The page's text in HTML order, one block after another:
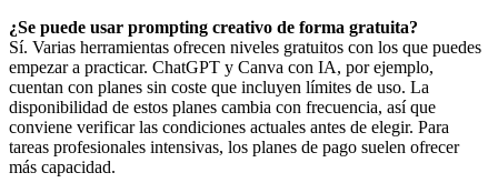
¿Se puede usar prompting creativo de forma gratuita?
Sí. Varias herramientas ofrecen niveles gratuitos con los que puedes
empezar a practicar. ChatGPT y Canva con IA, por ejemplo,
cuentan con planes sin coste que incluyen límites de uso. La
disponibilidad de estos planes cambia con frecuencia, así que
conviene verificar las condiciones actuales antes de elegir. Para
tareas profesionales intensivas, los planes de pago suelen ofrecer
más capacidad.